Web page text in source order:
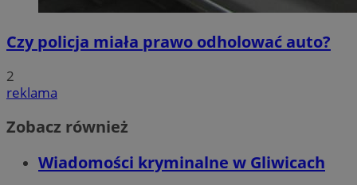
Czy policja miała prawo odholować auto?
2
reklama
Zobacz również
Wiadomości kryminalne w Gliwicach